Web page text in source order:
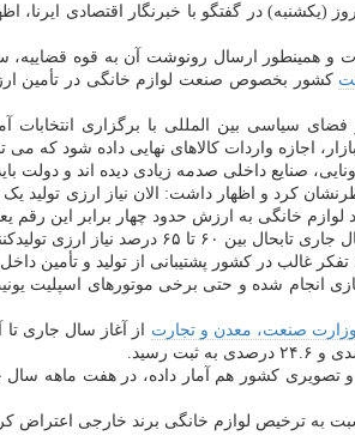
در گفتگو با خبرنگار اقتصادی
و همینطور ارسال رونوشت آن به قوه
سیاسی بین المللی با برگزاری انتخابات
اجازه واردات کالاهای نهایی داده شود که
صنایع داخلی صدمه زیادی دیده اند و دولت
حدود چهار برابر این رقم یعنی ۴۰ میلیون یورو امکان پذیر
آن هم به سختی تأمین شده است.
غالب در کشور پشتیبانی از تولید و تأمین داخل
انجام شده و حتی برخی موتورهای اسپلیت
وزارت صنعت، معدن و تجارت از آغاز سال جاری
به ترخیص لوازم خانگی برند خارجی اعتراض